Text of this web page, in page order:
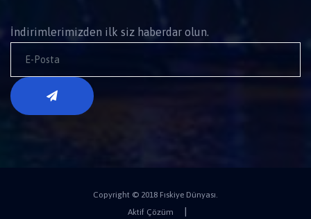
İndirimlerimizden ilk siz haberdar olun.
Copyright © 2018 Fıskiye Dünyası.
Aktif Çözüm
|